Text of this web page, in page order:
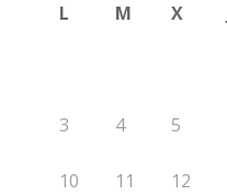
L M X
3 4 5
10 11 12